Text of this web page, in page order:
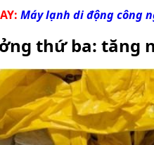
Máy lạnh di động công
thứ ba: tăng